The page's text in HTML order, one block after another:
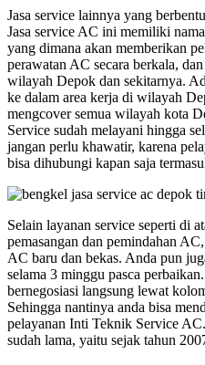
Jasa service lainnya yang
Jasa service AC ini memiliki
yang dimana akan memberikan
perawatan AC secara berkala,
wilayah Depok dan sekitarnya.
ke dalam area kerja di wilayah
mengcover semua wilayah kota
Service sudah melayani hingga
jangan perlu khawatir, karena
bisa dihubungi kapan saja
Selain layanan service seperti di
pemasangan dan pemindahan
AC baru dan bekas. Anda pun
selama 3 minggu pasca
bernegosiasi langsung lewat
Sehingga nantinya anda bisa
pelayanan Inti Teknik Service
sudah lama, yaitu sejak tahun